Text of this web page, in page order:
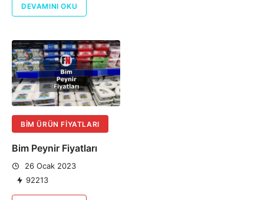
DEVAMINI OKU
BIM ÜRÜN FIYATLARI
Bim Peynir Fiyatları
26 Ocak 2023
92213